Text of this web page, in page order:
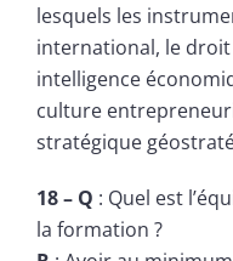
lesquels les
international, le
intelligence
culture
stratégique
18 – Q : Quel est
la formation ?